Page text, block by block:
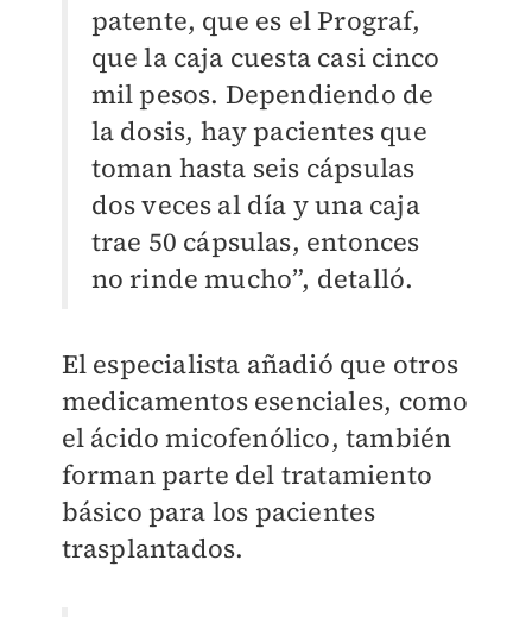
patente, que es el Prograf,
que la caja cuesta casi cinco
mil pesos. Dependiendo de
la dosis, hay pacientes que
toman hasta seis cápsulas
dos veces al día y una caja
trae 50 cápsulas, entonces
no rinde mucho”, detalló.
El especialista añadió que otros
medicamentos esenciales, como
el ácido micofenólico, también
forman parte del tratamiento
básico para los pacientes
trasplantados.